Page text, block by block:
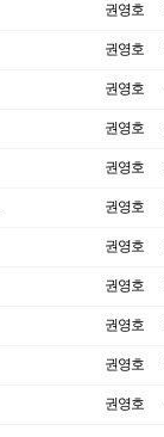
권영호
권영호
권영호
권영호
권영호
권영호
권영호
권영호
권영호
권영호
권영호